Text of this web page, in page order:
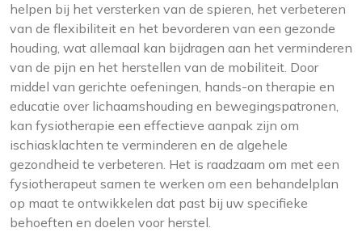
helpen bij het versterken van de spieren, het verbeteren
van de flexibiliteit en het bevorderen van een gezonde
houding, wat allemaal kan bijdragen aan het verminderen
van de pijn en het herstellen van de mobiliteit. Door
middel van gerichte oefeningen, hands-on therapie en
educatie over lichaamshouding en bewegingspatronen,
kan fysiotherapie een effectieve aanpak zijn om
ischiasklachten te verminderen en de algehele
gezondheid te verbeteren. Het is raadzaam om met een
fysiotherapeut samen te werken om een behandelplan
op maat te ontwikkelen dat past bij uw specifieke
behoeften en doelen voor herstel.